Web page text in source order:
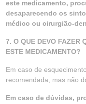
este medicamento,
desaparecendo os
médico ou cirurgião-
7. O QUE DEVO FAZER
ESTE MEDICAMENTO?
Em caso de
recomendada, mas não
Em caso de dúvidas,